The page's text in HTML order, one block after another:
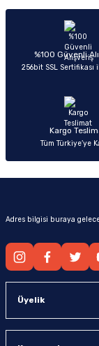
Ürün
Ürün bilgilerinde
Ürün fiyatı diğer
%100 Güvenli
256bit SSL Sertifikası
Kargo
Tüm Türkiye’ye
Adres bilgisi buraya
Üyelik